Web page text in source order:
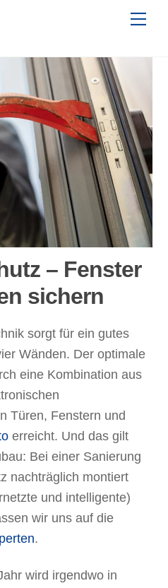
– Fenster
sichern
sorgt für ein gutes
Wänden. Der optimale
eine Kombination aus
Türen, Fenstern und
erreicht. Und das gilt
Bei einer Sanierung
nachträglich montiert
und intelligente)
wir uns auf die
.
wird irgendwo in